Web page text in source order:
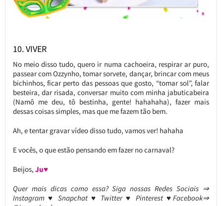
10. VIVER
No meio disso tudo, quero ir numa cachoeira, respirar ar puro,
passear com Ozzynho, tomar sorvete, dançar, brincar com meus
bichinhos, ficar perto das pessoas que gosto, “tomar sol”, falar
besteira, dar risada, conversar muito com minha jabuticabeira
(Namô me deu, tô bestinha, gente! hahahaha), fazer mais
dessas coisas simples, mas que me fazem tão bem.
Ah, e tentar gravar vídeo disso tudo, vamos ver! hahaha
E vocês, o que estão pensando em fazer no carnaval?
Beijos, Ju♥
Quer mais dicas como essa? Siga nossas Redes Sociais ⇒
Instagram ♥ Snapchat ♥ Twitter ♥ Pinterest ♥Facebook⇒